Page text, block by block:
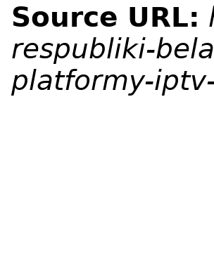
Source URL:
respubliki-
platformy-